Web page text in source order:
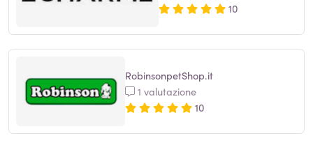
10
RobinsonpetShop.it
1 valutazione
10